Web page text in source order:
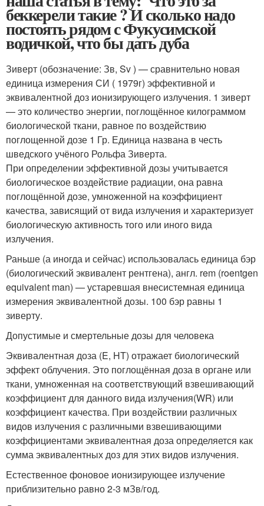
беккерели такие ? И сколько надо
постоять рядом с Фукусимской
водичкой, что бы дать дуба
Зиверт (обозначение: Зв, Sv ) — сравнительно новая
единица измерения СИ ( 1979г) эффективной и
эквивалентной доз ионизирующего излучения. 1 зиверт
— это количество энергии, поглощённое килограммом
биологической ткани, равное по воздействию
поглощенной дозе 1 Гр. Единица названа в честь
шведского учёного Рольфа Зиверта.
При определении эффективной дозы учитывается
биологическое воздействие радиации, она равна
поглощённой дозе, умноженной на коэффициент
качества, зависящий от вида излучения и характеризует
биологическую активность того или иного вида
излучения.
Раньше (а иногда и сейчас) использовалась единица бэр
(биологический эквивалент рентгена), англ. rem (roentgen
equivalent man) — устаревшая внесистемная единица
измерения эквивалентной дозы. 100 бэр равны 1
зиверту.
Допустимые и смертельные дозы для человека
Эквивалентная доза (E, HT) отражает биологический
эффект облучения. Это поглощённая доза в органе или
ткани, умноженная на соответствующий взвешивающий
коэффициент для данного вида излучения(WR) или
коэффициент качества. При воздействии различных
видов излучения с различными взвешивающими
коэффициентами эквивалентная доза определяется как
сумма эквивалентных доз для этих видов излучения.
Естественное фоновое ионизирующее излучение
приблизительно равно 2-3 мЗв/год.